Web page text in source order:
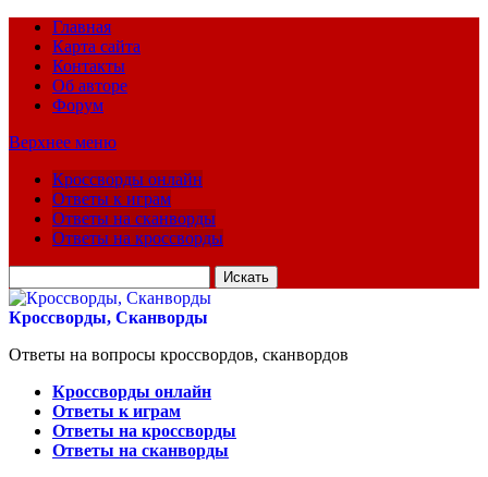
Главная
Карта сайта
Контакты
Об авторе
Форум
Верхнее меню
Кроссворды онлайн
Ответы к играм
Ответы на сканворды
Ответы на кроссворды
для:
Кроссворды, Сканворды
Ответы на вопросы кроссвордов, сканвордов
Кроссворды онлайн
Ответы к играм
Ответы на кроссворды
Ответы на сканворды